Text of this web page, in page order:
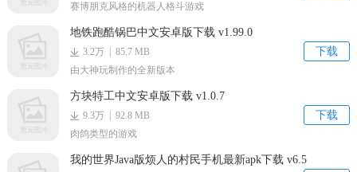
赛博朋克风格的机器人格斗游戏
地铁跑酷锅巴中文安卓版下载 v1.99.0
下载
3.2万 | 85.7 MB
由大神玩制作的全新版本
方块特工中文安卓版下载 v1.0.7
下载
9.3万 | 92.8 MB
肉鸽类型的游戏
我的世界Java版烦人的村民手机最新apk下载 v6.5